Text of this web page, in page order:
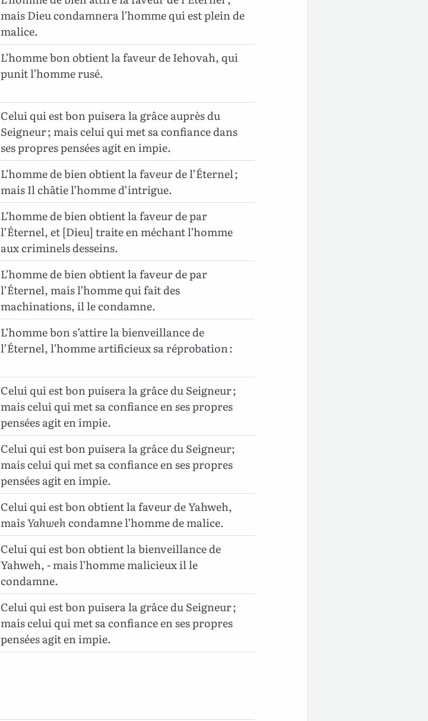
mais Dieu condamnera l’homme qui est plein de
malice.
L’homme bon obtient la faveur de Iehovah, qui
punit l’homme rusé.
Celui qui est bon puisera la grâce auprès du
Seigneur ; mais celui qui met sa confiance dans
ses propres pensées agit en impie.
L’homme de bien obtient la faveur de l’Éternel ;
mais Il châtie l’homme d’intrigue.
L’homme de bien obtient la faveur de par
l’Éternel, et [Dieu] traite en méchant l’homme
aux criminels desseins.
L’homme de bien obtient la faveur de par
l’Éternel, mais l’homme qui fait des
machinations, il le condamne.
L’homme bon s’attire la bienveillance de
l’Éternel, l’homme artificieux sa réprobation :
Celui qui est bon puisera la grâce du Seigneur ;
mais celui qui met sa confiance en ses propres
pensées agit en impie.
Celui qui est bon puisera la grâce du Seigneur;
mais celui qui met sa confiance en ses propres
pensées agit en impie.
Celui qui est bon obtient la faveur de Yahweh,
maisYahwehcondamne l’homme de malice.
Celui qui est bon obtient la bienveillance de
Yahweh, - mais l’homme malicieux il le
condamne.
Celui qui est bon puisera la grâce du Seigneur ;
mais celui qui met sa confiance en ses propres
pensées agit en impie.